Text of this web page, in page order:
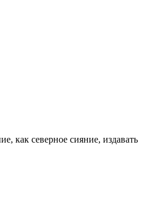
как северное сияние, издавать